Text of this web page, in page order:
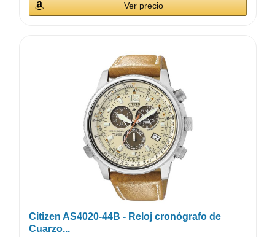
Ver precio
Citizen AS4020-44B - Reloj cronógrafo de
Cuarzo...